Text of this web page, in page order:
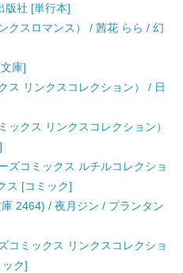
版社 [単行本]
クスロマンス） / 茜花 らら / 幻
庫]
ス リンクスコレクション） / 日
ックス リンクスコレクション）
ズコミックス ルチルコレクショ
ス [コミック]
2464) / 夜月ジン / プランタン
コミックス リンクスコレクショ
ク]